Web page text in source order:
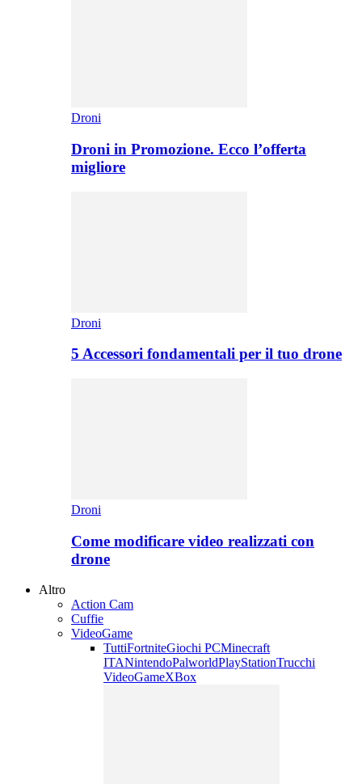
Droni
Droni in Promozione. Ecco l’offerta
migliore
Droni
5 Accessori fondamentali per il tuo drone
Droni
Come modificare video realizzati con
drone
Altro
Action Cam
Cuffie
VideoGame
TuttiFortniteGiochi PCMinecraft
ITANintendoPalworldPlayStationTrucchi
VideoGameXBox